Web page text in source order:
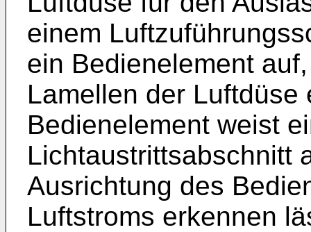
einem
ein Bedienelement
Lamellen der Luftdüse
Bedienelement weist
Lichtaustrittsabschnitt
Ausrichtung des
Luftstroms erkennen